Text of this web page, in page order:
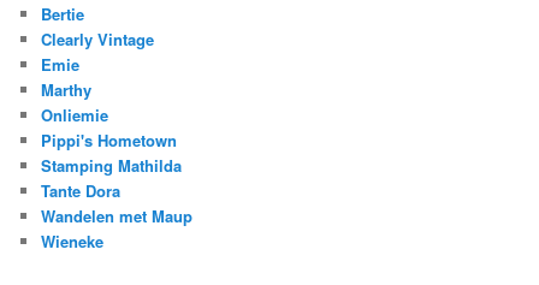
Bertie
Clearly Vintage
Emie
Marthy
Onliemie
Pippi's Hometown
Stamping Mathilda
Tante Dora
Wandelen met Maup
Wieneke